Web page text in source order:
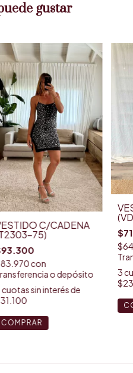
gustar
C/CADENA
75)
con
o depósito
cuotas sin interés de
COMPRAR
3